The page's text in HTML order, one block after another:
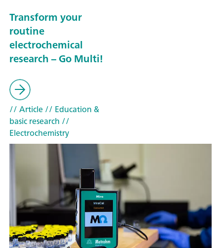
Transform your
routine
electrochemical
research – Go Multi!
// Article// Education &
basic research //
Electrochemistry